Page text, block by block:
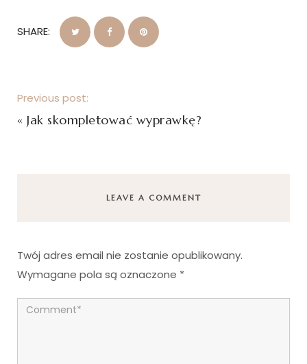
SHARE:
Previous post:
« Jak skompletować wyprawkę?
LEAVE A COMMENT
Twój adres email nie zostanie opublikowany.
Wymagane pola są oznaczone *